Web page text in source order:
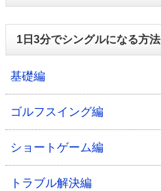
1日3分でシングルになる方法
基礎編
ゴルフスイング編
ショートゲーム編
トラブル解決編